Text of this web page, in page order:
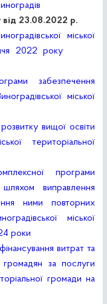
від 23.08.2022 р.
міської
2022 року
забезпечення
міської
вищої освіти
територіальної
програми
виправлення
ними повторних
міської
роки
витрат та
громадян за послуги
громади на